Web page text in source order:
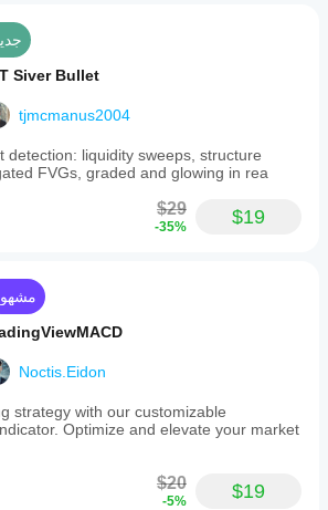
Siver Bullet
tjmcmanus2004
detection: liquidity sweeps, structure
FVGs, graded and glowing in rea
$29
-35% $19
Noctis.Eidon
strategy with our customizable
Optimize and elevate your market
$20
-5% $19